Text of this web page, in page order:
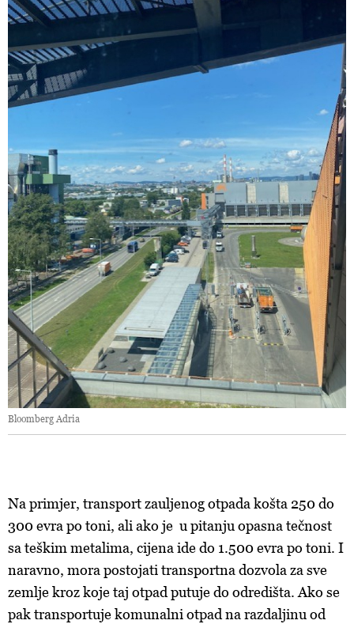
ažurirati klikom na „Prikaži detalje“. Privolu možete u bilo
kojem trenutku povući bez negativnih posljedica.
Bloomberg Adria
Na primjer, transport zauljenog otpada košta 250 do
300 evra po toni, ali ako je u pitanju opasna tečnost
sa teškim metalima, cijena ide do 1.500 evra po toni. I
naravno, mora postojati transportna dozvola za sve
zemlje kroz koje taj otpad putuje do odredišta. Ako se
pak transportuje komunalni otpad na razdaljinu od